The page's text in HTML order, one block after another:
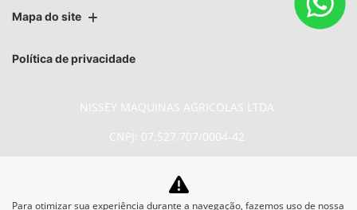
Mapa do site
Política de privacidade
NISSEY MAQUINAS AGRICOLAS LTDA
CNPJ: 07.527.707/0004-42
Para otimizar sua experiência durante a navegação, fazemos uso de nossa